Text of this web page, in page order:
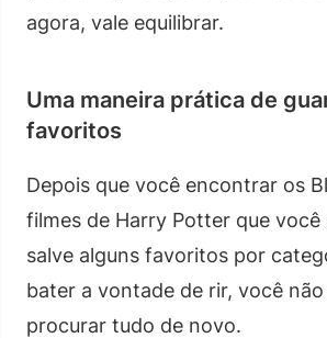
agora, vale equilibrar.
Uma maneira prática de
favoritos
Depois que você encontrar os
filmes de Harry Potter que você
salve alguns favoritos por
bater a vontade de rir, você
procurar tudo de novo.